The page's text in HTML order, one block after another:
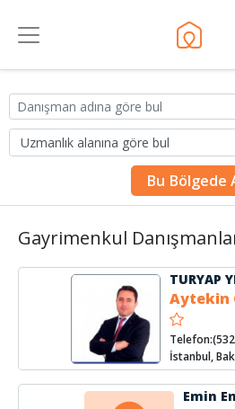
Bu Bölgede
Gayrimenkul
TURYAP
Aytekin
İstanbul,
Emin